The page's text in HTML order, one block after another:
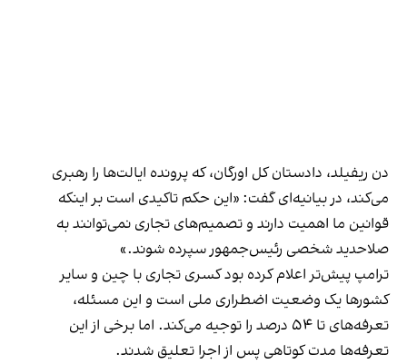
دن ریفیلد، دادستان کل اورگان، که پرونده ایالت‌ها را رهبری
می‌کند، در بیانیه‌ای گفت: «این حکم تاکیدی است بر اینکه
قوانین ما اهمیت دارند و تصمیم‌های تجاری نمی‌توانند به
صلاحدید شخصی رئیس‌جمهور سپرده شوند.»
ترامپ پیش‌تر اعلام کرده بود کسری تجاری با چین و سایر
کشورها یک وضعیت اضطراری ملی است و این مسئله،
تعرفه‌های تا ۵۴ درصد را توجیه می‌کند. اما برخی از این
تعرفه‌ها مدت کوتاهی پس از اجرا تعلیق شدند.